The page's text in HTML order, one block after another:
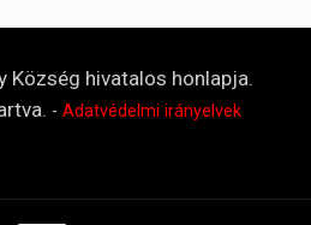
Község hivatalos honlapja.
- Adatvédelmi irányelvek